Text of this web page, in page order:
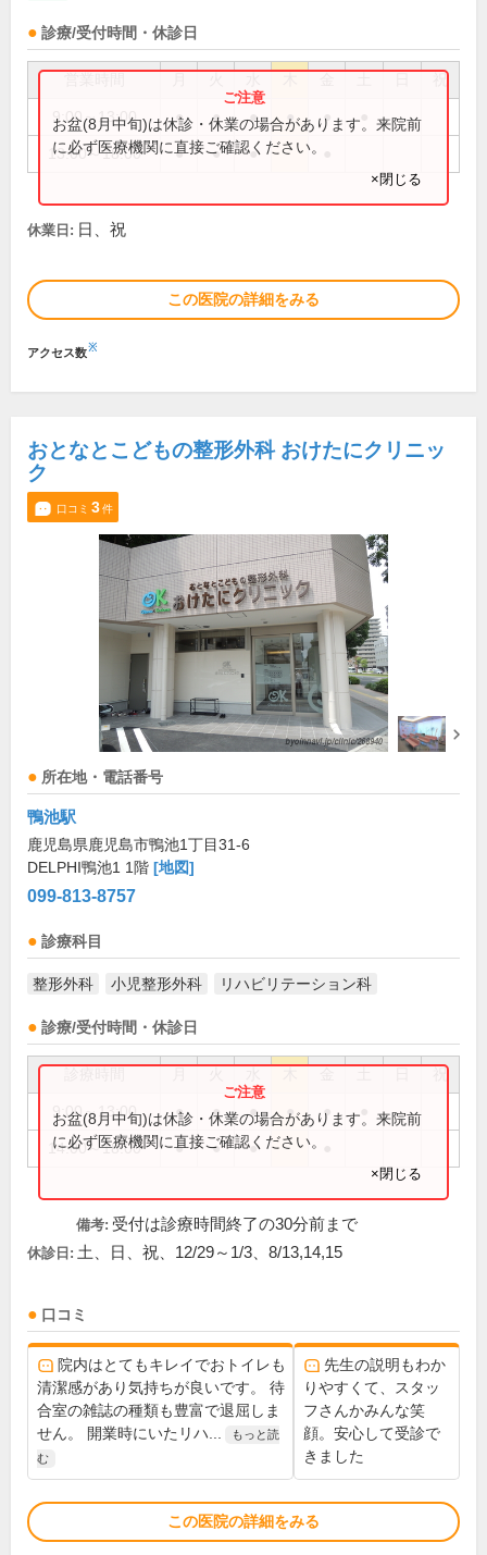
診療/受付時間・休診日
祝
9:00～13:00 ● ● ● ● ●
13:00～18:00 ● ● ●
お盆(8月中旬)は休診・休業の場合があります。来院前
に必ず医療機関に直接ご確認ください。
×閉じる
休業日: 日、祝
この医院の詳細をみる
アクセス数※
おとなとこどもの整形外科 おけたにクリニッ
ク
口コミ 3件
所在地・電話番号
鴨池駅
鹿児島県鹿児島市鴨池1丁目31-6
DELPHI鴨池1 1階 [地図]
099-813-8757
診療科目
整形外科 小児整形外科 リハビリテーション科
診療/受付時間・休診日
祝
9:00～13:00 ● ● ● ● ●
14:00～18:00 ● ● ●
お盆(8月中旬)は休診・休業の場合があります。来院前
に必ず医療機関に直接ご確認ください。
×閉じる
備考: 受付は診療時間終了の30分前まで
休診日: 土、日、祝、12/29～1/3、8/13,14,15
口コミ
院内はとてもキレイでおトイレも
清潔感があり気持ちが良いです。 待
合室の雑誌の種類も豊富で退屈しま
せん。 開業時にいたリハ...
もっと読
む
先生の説明もわか
りやすくて、スタッ
フさんかみんな笑
顔。安心して受診で
きました
この医院の詳細をみる